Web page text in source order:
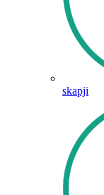
skapji